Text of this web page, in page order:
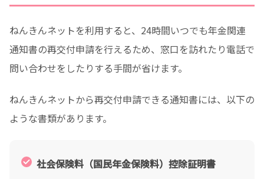
ねんきんネットを利用すると、24時間いつでも年金関連
通知書の再交付申請を行えるため、窓口を訪れたり電話で
問い合わせをしたりする手間が省けます。
ねんきんネットから再交付申請できる通知書には、以下の
ような書類があります。
社会保険料（国民年金保険料）控除証明書